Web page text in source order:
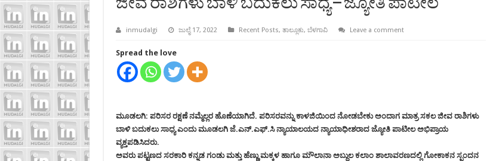
ಜೀವ ರಾಶಿಗಳು ಬಾಳಿ ಬದುಕಲು ಸಾಧ್ಯ – ಜ್ಯೋತಿ ಪಾಟೀಲ
inmudalgi ಜುಲೈ 17, 2022 Recent Posts, ತಾಲ್ಲೂಕು, ಬೆಳಗಾವಿ Leave a comment
Spread the love
ಮೂಡಲಗಿ: ಪರಿಸರ ರಕ್ಷಣೆ ನಮ್ಮೆಲ್ಲರ ಹೊಣೆಯಾಗಿದೆ. ಪರಿಸರವನ್ನು ಕಾಳಜಿಯಿಂದ ನೋಡಬೇಕು ಅಂದಾಗ ಮಾತ್ರ ಸಕಲ ಜೀವ ರಾಶಿಗಳು
ಬಾಳಿ ಬದುಕಲು ಸಾಧ್ಯ ಎಂದು ಮೂಡಲಗಿ ಜೆ.ಎನ್.ಎಫ್.ಸಿ ನ್ಯಾಯಾಲಯದ ನ್ಯಾಯಾಧೀಶರಾದ ಜ್ಯೋತಿ ಪಾಟೀಲ ಅಭಿಪ್ರಾಯ
ವ್ಯಕ್ತಪಡಿಸಿದರು.
ಅವರು ಪಟ್ಟಣದ ಸರಕಾರಿ ಕನ್ನಡ ಗಂಡು ಮತ್ತು ಹೆಣ್ಣು ಮಕ್ಕಳ ಹಾಗೂ ಮೌಲಾನಾ ಅಬ್ದುಲ ಕಲಾಂ ಶಾಲಾವರಣದಲ್ಲಿ ಗೋಕಾಕನ ಸ್ಪಂದನ